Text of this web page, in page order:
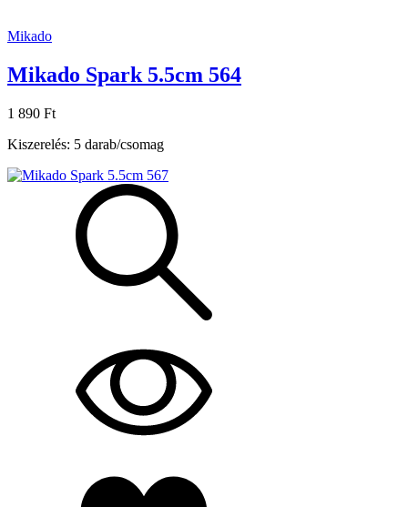
Mikado
Mikado Spark 5.5cm 564
1 890 Ft
Kiszerelés: 5 darab/csomag